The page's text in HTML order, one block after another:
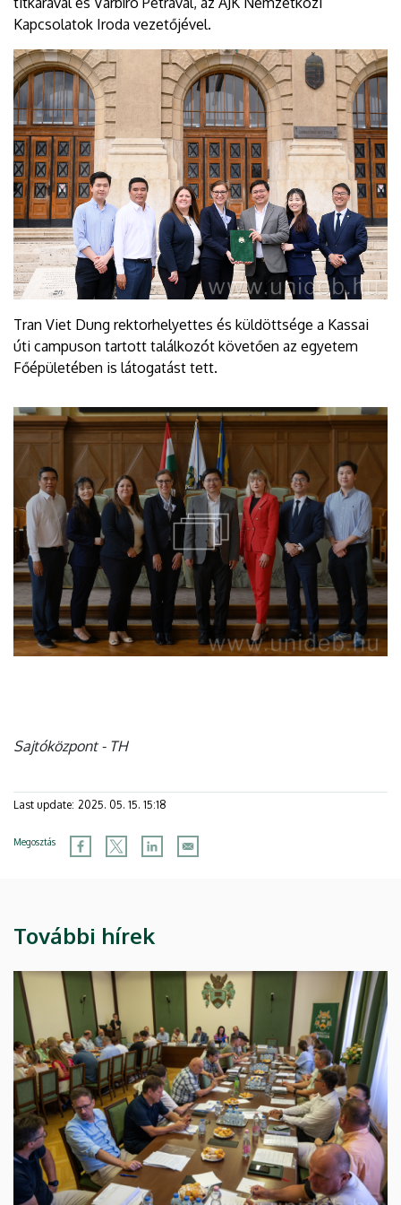
Kapcsolatok Iroda vezetőjével.
Tran Viet Dung rektorhelyettes és küldöttsége a Kassai
úti campuson tartott találkozót követően az egyetem
Főépületében is látogatást tett.
Sajtóközpont - TH
Last update: 2025. 05. 15. 15:18
Megosztás
További hírek